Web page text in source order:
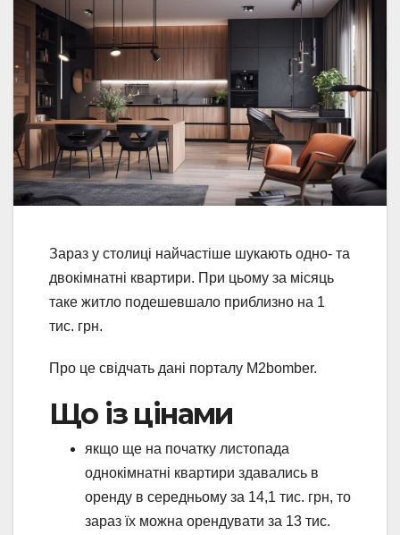
Зараз у столиці найчастіше шукають одно- та
двокімнатні квартири. При цьому за місяць
таке житло подешевшало приблизно на 1
тис. грн.
Про це свідчать дані порталу M2bomber.
Що із цінами
якщо ще на початку листопада
однокімнатні квартири здавались в
оренду в середньому за 14,1 тис. грн, то
зараз їх можна орендувати за 13 тис.